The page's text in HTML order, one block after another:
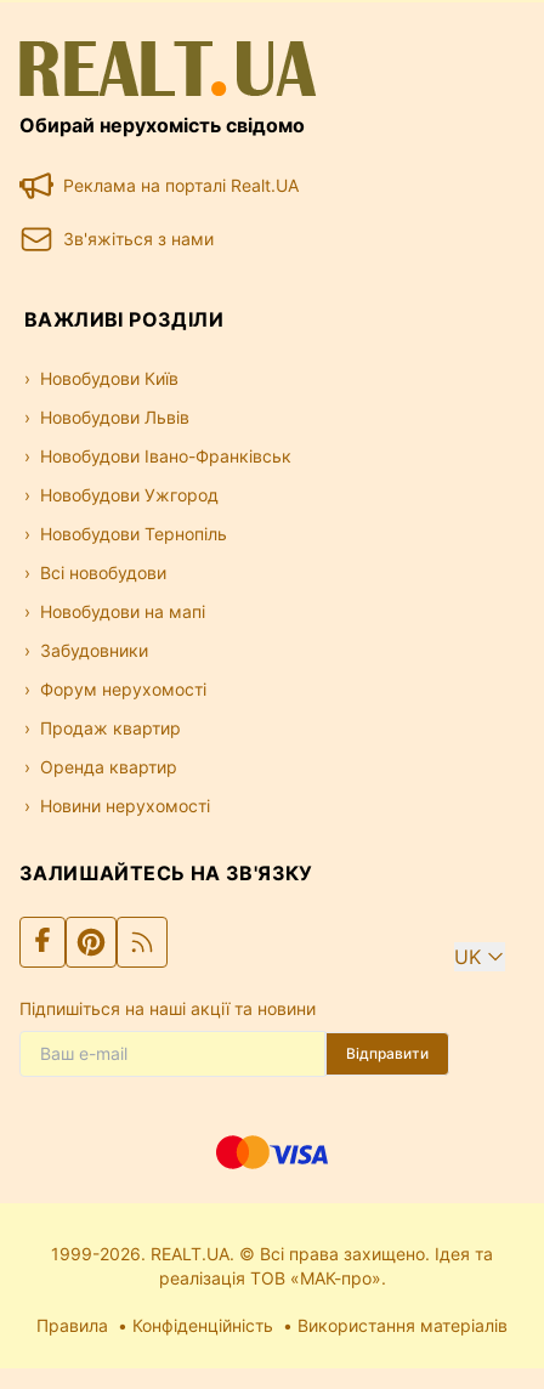
Обирай нерухомість свідомо
Реклама на порталі Realt.UA
Зв'яжіться з нами
ВАЖЛИВІ РОЗДІЛИ
Новобудови Київ
Новобудови Львів
Новобудови Івано-Франківськ
Новобудови Ужгород
Новобудови Тернопіль
Всі новобудови
Новобудови на мапі
Забудовники
Форум нерухомості
Продаж квартир
Оренда квартир
Новини нерухомості
ЗАЛИШАЙТЕСЬ НА ЗВ'ЯЗКУ
UK
Підпишіться на наші акції та новини
Відправити
1999-2026. REALT.UA. © Всі права захищено. Ідея та
реалізація ТОВ «МАК-про».
Правила Конфіденційність Використання матеріалів